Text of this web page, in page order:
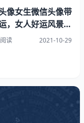
，正月通常代表着
代表夏天的开始，
据不同月份的五行
应的指引和建议。
据年份进行推测。
五行元素进行比较
像女生微信头像带
，女人好运风景微
读 2021-10-29